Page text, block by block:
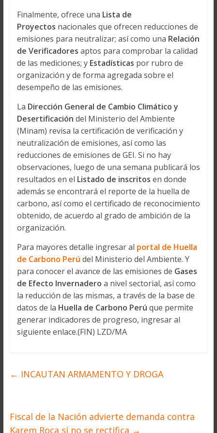
Finalmente, ofrece una Lista de
Proyectos nacionales que ofrecen reducciones de
emisiones para neutralizar; así como una Relación
de Verificadores aptos para comprobar la calidad
de las mediciones; y Estadísticas por rubro de
organización y de forma agregada sobre el
desempeño de las emisiones.
La Dirección General de Cambio Climático y
Desertificación del Ministerio del Ambiente
(Minam) revisa la certificación de verificación y
neutralización de emisiones, así como las
reducciones de emisiones de GEI. Si no hay
observaciones, luego de una semana publicará los
resultados en el Listado de inscritos en donde
además se encontrará el reporte de la huella de
carbono, así como el certificado de reconocimiento
obtenido, de acuerdo al grado de ambición de la
organización.
Para mayores detalle ingresar al portal de Huella
de Carbono Perú del Ministerio del Ambiente. Y
para conocer el avance de las emisiones de Gases
de Efecto Invernadero a nivel sectorial, así como
la reducción de las mismas, a través de la base de
datos de la Huella de Carbono Perú que permite
generar indicadores de progreso, ingresar al
siguiente enlace.(FIN) LZD/MA
← INCAUTAN ARMAMENTO Y DROGA
Fiscal de la Nación advierte demanda contra
Karem Roca si no se rectifica →